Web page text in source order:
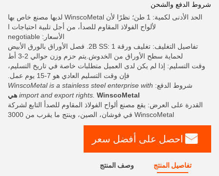
شروط الدفع والشحن
الحد الأدنى لكمية: 1 طن؛ نظرًا لأن WinscoMetal لديها مصنع خاص بها
لألواح الفولاذ المقاوم للصدأ، من أجل تلبية احتياجات ا
الأسعار: negotiable
تفاصيل التغليف: تغليف ورقة 2B SS: 1. فصل الأوراق بالورق الأبيض
لحماية سطح الأوراق من الخدوش.يتم حزم وزن حوالي 2-3 أط
وقت التسليم: إذا لم يكن لدى العميل متطلبات خاصة في تاريخ التسليم،
فإن وقت التسليم العادي هو 7-15 يوم عمل.
شروط الدفع: WinscoMetal is a stainless steel enterprise with
import and export rights. WinscoMetal هي
القدرة على العرض: يقع مصنع ألواح الفولاذ المقاوم للصدأ التابع لشركة
WinscoMetal في فوشان، الصين، وينتج ما يقرب من 3000
احصل على أفضل سعر
تفاصيل المنتج وصف المنتج